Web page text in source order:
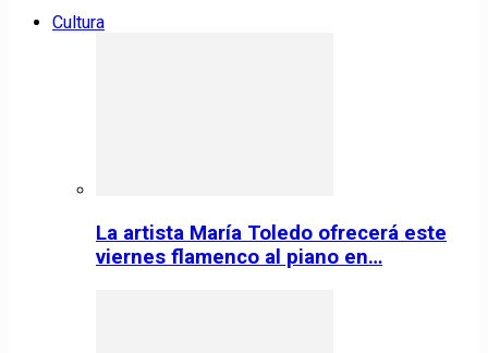
Cultura
La artista María Toledo ofrecerá este
viernes flamenco al piano en…